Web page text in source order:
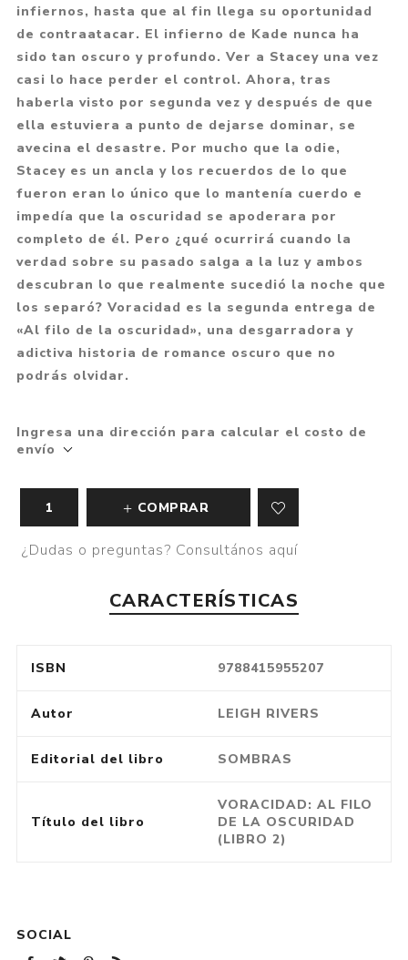
infiernos, hasta que al fin llega su oportunidad
de contraatacar. El infierno de Kade nunca ha
sido tan oscuro y profundo. Ver a Stacey una vez
casi lo hace perder el control. Ahora, tras
haberla visto por segunda vez y después de que
ella estuviera a punto de dejarse dominar, se
avecina el desastre. Por mucho que la odie,
Stacey es un ancla y los recuerdos de lo que
fueron eran lo único que lo mantenía cuerdo e
impedía que la oscuridad se apoderara por
completo de él. Pero ¿qué ocurrirá cuando la
verdad sobre su pasado salga a la luz y ambos
descubran lo que realmente sucedió la noche que
los separó? Voracidad es la segunda entrega de
«Al filo de la oscuridad», una desgarradora y
adictiva historia de romance oscuro que no
podrás olvidar.
Ingresa una dirección para calcular el costo de
envío
COMPRAR
¿Dudas o preguntas? Consultános aquí
CARACTERÍSTICAS
ISBN 9788415955207
Autor LEIGH RIVERS
Editorial del libro SOMBRAS
Título del libro
VORACIDAD: AL FILO
DE LA OSCURIDAD
(LIBRO 2)
SOCIAL